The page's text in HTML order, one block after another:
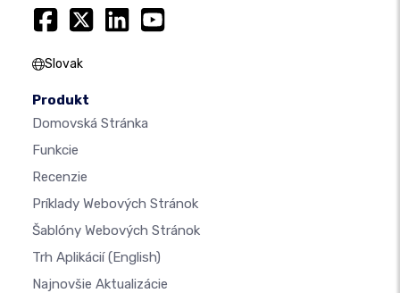
Slovak
Produkt
Domovská Stránka
Funkcie
Recenzie
Príklady Webových Stránok
Šablóny Webových Stránok
Trh Aplikácií(English)
Najnovšie Aktualizácie